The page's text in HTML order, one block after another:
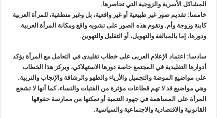
المشاكل الأسرية والزوجية التي تحاصرها.
خامسا: تقديم صور غير طبيعية أو غير واقعية، بل وغير منطقية، للمرأة العربية
كابنة وزوجة وأم. وتقوم هذه الصور على تشويه واقع ومكانة المرأة العربية
ودورها، إما بالمبالغة والتهويل، أو التقليل والتهوين.
سادسا: اعتماد الإعلام العربى على خطاب تقليدى في التعامل مع المرأة يؤكد
أدوارها التقليدية في المجتمع خاصة دورها الاستهلاكي، ويركز هذا الخطاب
على مواضيع الموضة والتجميل والأزياء والطهو والرشاقة والإنجاب والتربية.
وهي مواضيع قد لا تهم قطاعات مؤثرة من الفتيات والنساء، كما أنها لا تشجع
المرأة على المساهمة في جهود التنمية أو تمكنها من ممارسة حقوقها
القانونية والاقتصادية والاجتماعية والسياسية.